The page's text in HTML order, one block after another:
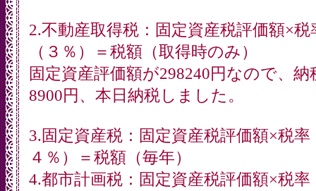
2.不動産取得税：固定資産税評価額×税
（３％）＝税額（取得時のみ）
固定資産評価額が298240円なので、納
8900円、本日納税しました。
3.固定資産税：固定資産税評価額×税率
４％）＝税額（毎年）
4.都市計画税：固定資産税評価額×税率